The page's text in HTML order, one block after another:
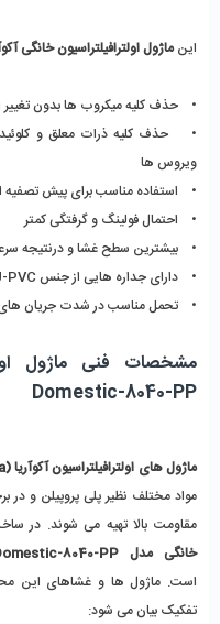
این ماژول اولترافیلتراسیون خانگی
•    حذف کلیه میکروب ها بدون
ویروس ها
•    استفاده مناسب برای پیش
•    احتمال فولینگ و گرفتگی کمتر
•    بیشترین سطح غشا و درنتیجه
•    دارای جداره هایی از جنس U-PVC و مقاوم به اشعه فرابنفش
•    تحمل مناسب در شدت جریان های
Domestic-8040-PP
ماژول های اولترافیلتراسیون آکوآریا (AquArya)
مقاومت بالا تهیه می شوند. در
خانگی مدل UF-Domestic-8040-PP
تفکیک بیان می شود: